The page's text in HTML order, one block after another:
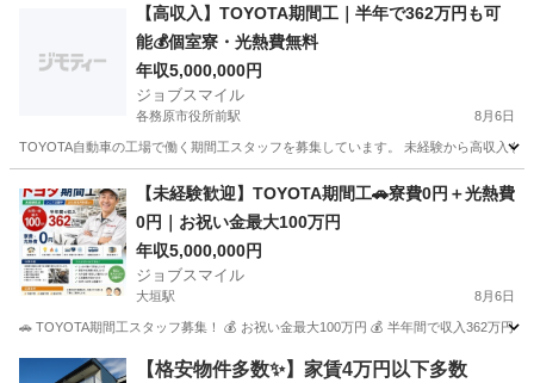
【高収入】TOYOTA期間工｜半年で362万円も可
能💰個室寮・光熱費無料
年収5,000,000円
ジョブスマイル
各務原市役所前駅 8月6日
TOYOTA自動車の工場で働く期間工スタッフを募集しています。 未経験から
各務原市役所前駅 工場 未経験
【未経験歓迎】TOYOTA期間工🚗寮費0円＋光熱費
0円｜お祝い金最大100万円
年収5,000,000円
ジョブスマイル
大垣駅 8月6日
🚗 TOYOTA期間工スタッフ募集！ 💰 お祝い金最大100万円 💰 半年間で収入362万円
大垣市 大垣駅 工場 未経験
【格安物件多数✨】家賃4万円以下多数